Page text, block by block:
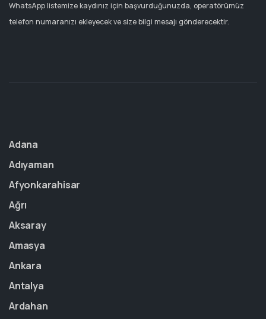
WhatsApp listemize kaydınız için başvurduğunuzda, operatörümüz
telefon numaranızı ekleyecek ve size bilgi mesajı gönderecektir.
Adana
Adıyaman
Afyonkarahisar
Ağrı
Aksaray
Amasya
Ankara
Antalya
Ardahan